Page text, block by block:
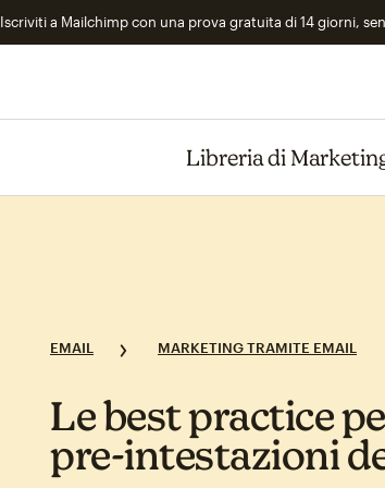
Iscriviti a Mailchimp con una prova gratuita di 14 giorni,
Libreria di
EMAIL MARKETING TRAMITE EMAIL
Le best practice
pre‑intestazioni